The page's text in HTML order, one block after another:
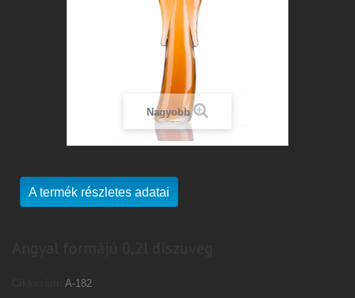
Nagyobb
A termék részletes adatai
A-182